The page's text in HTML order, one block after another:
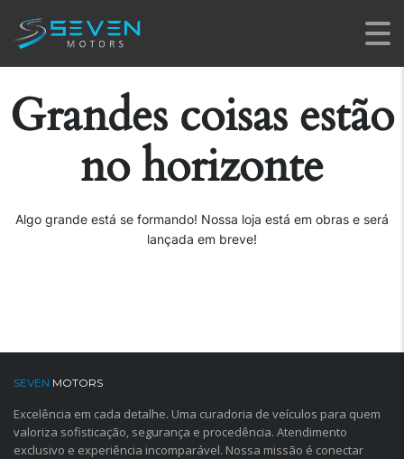
Grandes coisas estão
no horizonte
Algo grande está se formando! Nossa loja está em obras e será
lançada em breve!
SEVEN MOTORS
Excelência em cada detalhe. Uma curadoria de veículos para quem
valoriza sofisticação, segurança e procedência. Atendimento
exclusivo e experiência incomparável. Nossa missão é conectar